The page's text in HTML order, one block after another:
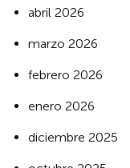
abril 2026
marzo 2026
febrero 2026
enero 2026
diciembre 2025